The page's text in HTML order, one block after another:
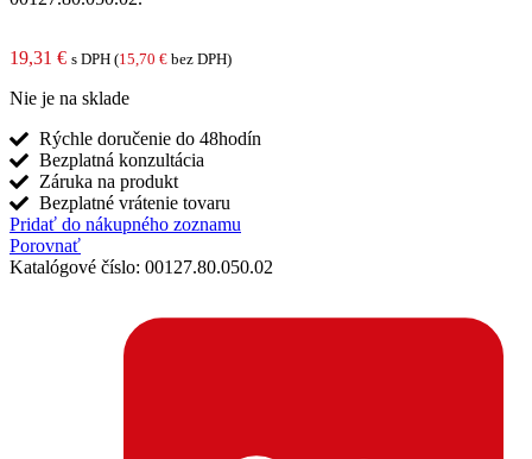
19,31 € s DPH (15,70 € bez DPH)
Nie je na sklade
Rýchle doručenie do 48hodín
Bezplatná konzultácia
Záruka na produkt
Bezplatné vrátenie tovaru
Pridať do nákupného zoznamu
Porovnať
Katalógové číslo: 00127.80.050.02